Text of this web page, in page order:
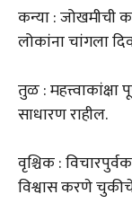
कन्या : जोखमीची
लोकांना चांगला
तुळ : महत्त्वाकांक्षा
साधारण राहील.
वृश्चिक :
विश्वास करणे